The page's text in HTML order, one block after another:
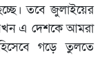
তবে জুলাইয়ের
এ দেশকে আমরা
গড়ে তুলতে